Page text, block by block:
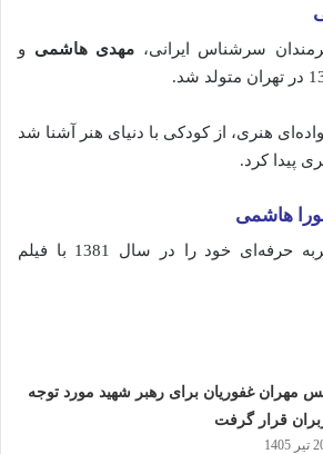
سرشناس ایرانی، مهدی هاشمی و
هنری، از کودکی با دنیای هنر آشنا شد
پیدا کرد.
هاشمی
نورا هاشمی اولین تجربه حرفه‌ای خود را در سال 1381 با فیلم
مهران غفوریان برای رهبر شهید مورد توجه
قرار گرفت
1405